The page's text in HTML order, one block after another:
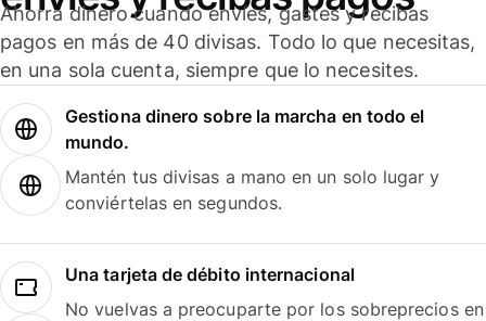
Ahorra dinero cuando envíes, gastes y recibas
pagos en más de 40 divisas. Todo lo que necesitas,
en una sola cuenta, siempre que lo necesites.
Gestiona dinero sobre la marcha en todo el
mundo.
Mantén tus divisas a mano en un solo lugar y
conviértelas en segundos.
Una tarjeta de débito internacional
No vuelvas a preocuparte por los sobreprecios en